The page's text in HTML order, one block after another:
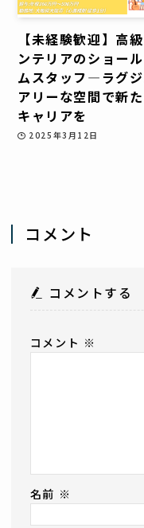
【未経験歓迎】高
ンテリアのショー
ムスタッフ—ラグジ
アリーな空間で新
キャリアを
2025年3月12日
コメント
コメントする
コメント ※
名前 ※